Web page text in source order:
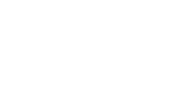
BESOIN DE